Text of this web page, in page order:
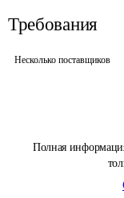
Полная
Требования
Несколько поставщиков